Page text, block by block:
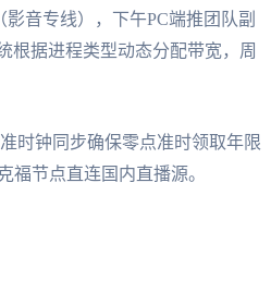
音专线），下午PC端推团队副
根据进程类型动态分配带宽，周
时钟同步确保零点准时领取年限
福节点直连国内直播源。